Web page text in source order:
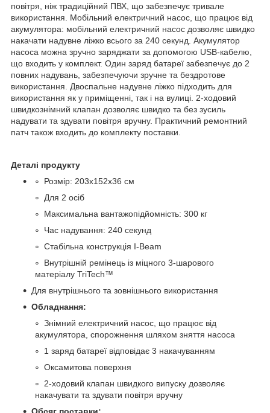
повітря, ніж традиційний ПВХ, що забезпечує тривале
використання. Мобільний електричний насос, що працює від
акумулятора: мобільний електричний насос дозволяє швидко
накачати надувне ліжко всього за 240 секунд. Акумулятор
насоса можна зручно заряджати за допомогою USB-кабелю,
що входить у комплект. Один заряд батареї забезпечує до 2
повних надувань, забезпечуючи зручне та бездротове
використання. Двоспальне надувне ліжко підходить для
використання як у приміщенні, так і на вулиці. 2-ходовий
швидкознімний клапан дозволяє швидко та без зусиль
надувати та здувати повітря вручну. Практичний ремонтний
патч також входить до комплекту поставки.
Деталі продукту
Розмір: 203x152x36 см
Для 2 осіб
Максимальна вантажопідйомність: 300 кг
Час надування: 240 секунд
Стабільна конструкція I-Beam
Внутрішній ремінець із міцного 3-шарового
матеріалу TriTech™
Для внутрішнього та зовнішнього використання
Обладнання:
Знімний електричний насос, що працює від
акумулятора, спорожнення шляхом зняття насоса
1 заряд батареї відповідає 3 накачуванням
Оксамитова поверхня
2-ходовий клапан швидкого випуску дозволяє
накачувати та здувати повітря вручну
Обсяг поставки: